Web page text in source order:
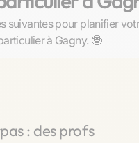
suivantes pour planifier
à Gagny. 🤓
: des profs